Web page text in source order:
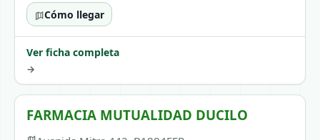
Cómo llegar
Ver ficha completa
→
FARMACIA MUTUALIDAD DUCILO